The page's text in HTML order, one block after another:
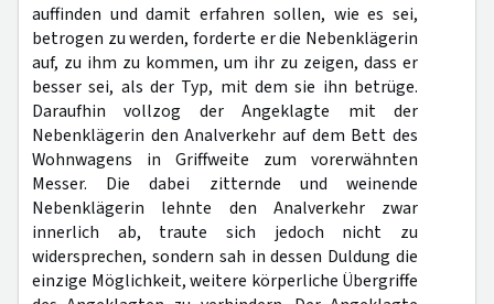
auffinden und damit erfahren sollen, wie es sei,
betrogen zu werden, forderte er die Nebenklägerin
auf, zu ihm zu kommen, um ihr zu zeigen, dass er
besser sei, als der Typ, mit dem sie ihn betrüge.
Daraufhin vollzog der Angeklagte mit der
Nebenklägerin den Analverkehr auf dem Bett des
Wohnwagens in Griffweite zum vorerwähnten
Messer. Die dabei zitternde und weinende
Nebenklägerin lehnte den Analverkehr zwar
innerlich ab, traute sich jedoch nicht zu
widersprechen, sondern sah in dessen Duldung die
einzige Möglichkeit, weitere körperliche Übergriffe